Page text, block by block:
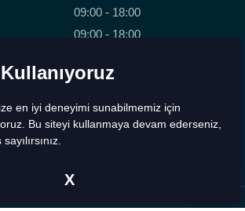
en iyi deneyimi sunabilmemiz için
Bu siteyi kullanmaya devam ederseniz,
X
09:00 - 18:00
09:00 - 18:00
09:00 - 18:00
Kapalı